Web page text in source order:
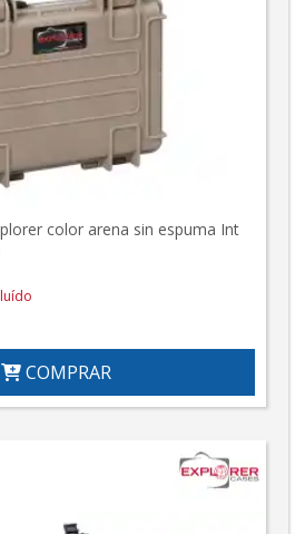
color arena sin espuma Int
COMPRAR